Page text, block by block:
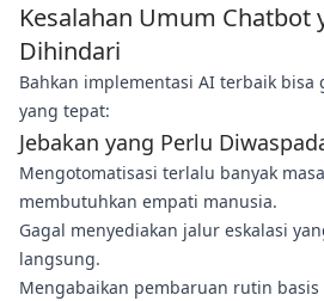
Kesalahan Umum Chatbot
Dihindari
Bahkan implementasi AI terbaik bisa
yang tepat:
Jebakan yang Perlu
Mengotomatisasi terlalu banyak
membutuhkan empati manusia.
Gagal menyediakan jalur eskalasi
langsung.
Mengabaikan pembaruan rutin